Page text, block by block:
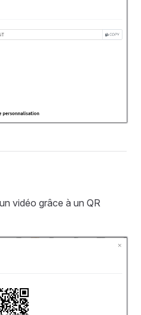
vidéo grâce à un QR